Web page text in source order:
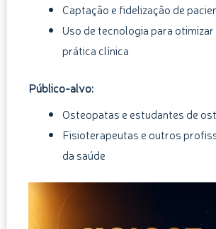
Captação e fidelização de
Uso de tecnologia para otimizar
prática clínica
Público-alvo:
Osteopatas e estudantes de
Fisioterapeutas e outros
da saúde